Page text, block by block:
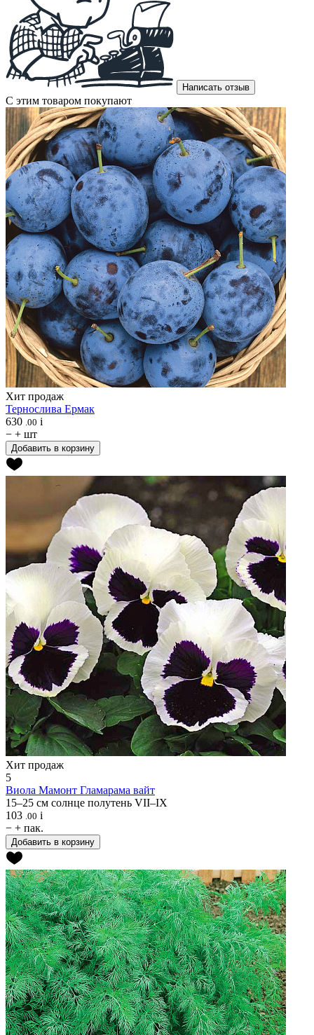
Написать отзыв
С этим товаром покупают
Хит продаж
Тернослива Ермак
630 .00 i
− + шт
Добавить в корзину
Хит продаж
5
Виола Мамонт Гламарама вайт
15–25 см солнце полутень VII–IX
103 .00 i
− + пак.
Добавить в корзину